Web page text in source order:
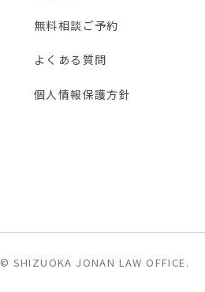
無料相談ご予約
よくある質問
個人情報保護方針
© SHIZUOKA JONAN LAW OFFICE.